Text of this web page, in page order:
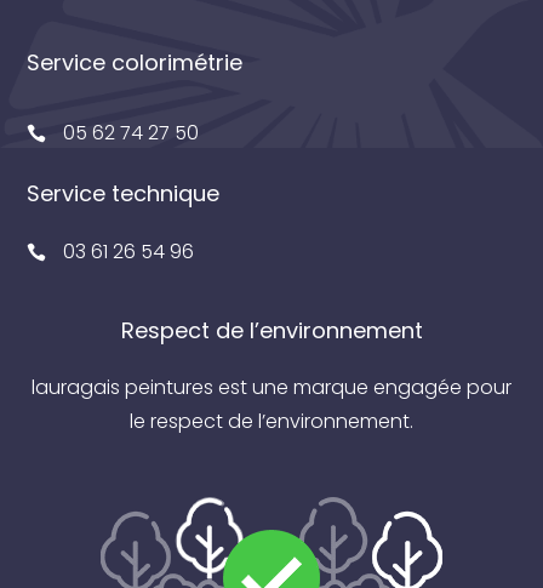
Service colorimétrie
05 62 74 27 50
Service technique
03 61 26 54 96
Respect de l’environnement
lauragais peintures est une marque engagée pour
le respect de l’environnement.